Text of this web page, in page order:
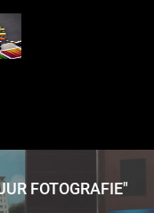
FOTOGRAFIE"